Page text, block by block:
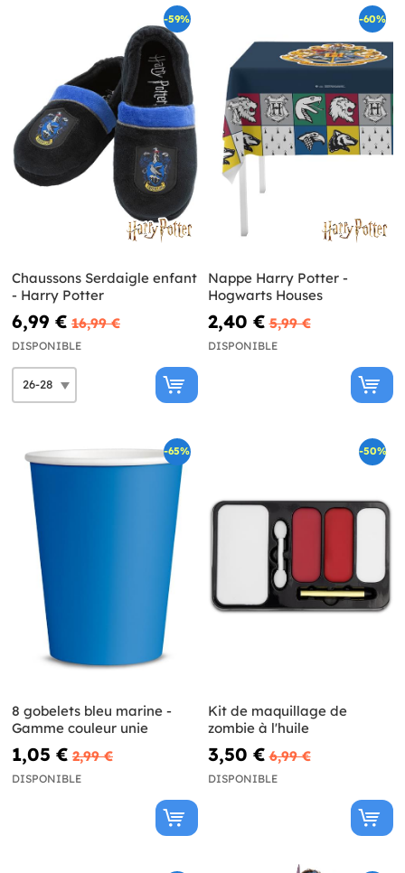
-59%
Chaussons Serdaigle enfant
- Harry Potter
6,99 € 16,99 €
DISPONIBLE
-60%
Nappe Harry Potter -
Hogwarts Houses
2,40 € 5,99 €
DISPONIBLE
-65%
8 gobelets bleu marine -
Gamme couleur unie
1,05 € 2,99 €
DISPONIBLE
-50%
Kit de maquillage de
zombie à l'huile
3,50 € 6,99 €
DISPONIBLE